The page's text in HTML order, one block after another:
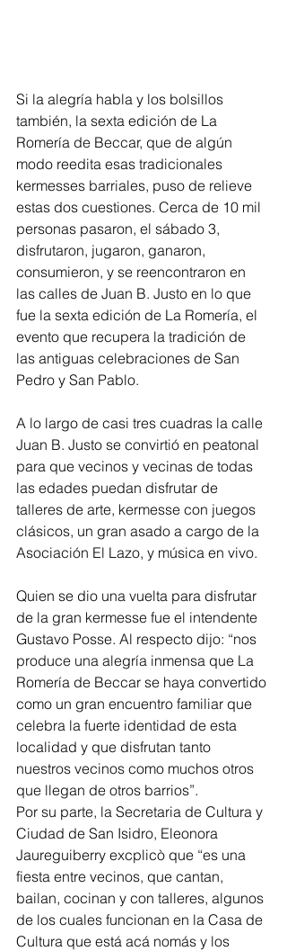
Si la alegría habla y los bolsillos
también, la sexta edición de La
Romería de Beccar, que de algún
modo reedita esas tradicionales
kermesses barriales, puso de relieve
estas dos cuestiones. Cerca de 10 mil
personas pasaron, el sábado 3,
disfrutaron, jugaron, ganaron,
consumieron, y se reencontraron en
las calles de Juan B. Justo en lo que
fue la sexta edición de La Romería, el
evento que recupera la tradición de
las antiguas celebraciones de San
Pedro y San Pablo.
A lo largo de casi tres cuadras la calle
Juan B. Justo se convirtió en peatonal
para que vecinos y vecinas de todas
las edades puedan disfrutar de
talleres de arte, kermesse con juegos
clásicos, un gran asado a cargo de la
Asociación El Lazo, y música en vivo.
Quien se dio una vuelta para disfrutar
de la gran kermesse fue el intendente
Gustavo Posse. Al respecto dijo: “nos
produce una alegría inmensa que La
Romería de Beccar se haya convertido
como un gran encuentro familiar que
celebra la fuerte identidad de esta
localidad y que disfrutan tanto
nuestros vecinos como muchos otros
que llegan de otros barrios”.
Por su parte, la Secretaria de Cultura y
Ciudad de San Isidro, Eleonora
Jaureguiberry excplicò que “es una
fiesta entre vecinos, que cantan,
bailan, cocinan y con talleres, algunos
de los cuales funcionan en la Casa de
Cultura que está acá nomás y los